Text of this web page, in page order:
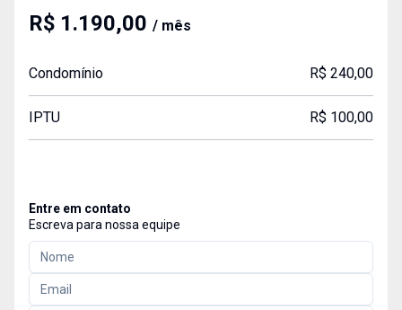
R$ 1.190,00 / mês
Condomínio R$ 240,00
IPTU R$ 100,00
Entre em contato
Escreva para nossa equipe